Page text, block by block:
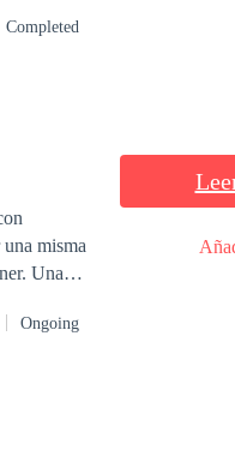
estos
Completed
Ongoing